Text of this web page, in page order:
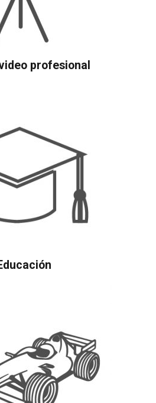
profesional